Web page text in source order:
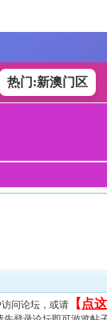
热门:新澳门区
问论坛，或请 【 点